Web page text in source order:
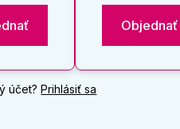
Objednať
účet?Prihlásiť sa